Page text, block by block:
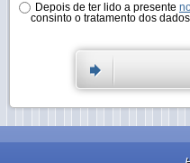
Depois de ter lido a presente
consinto o tratamento dos